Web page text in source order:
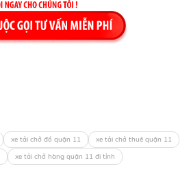
xe tải chở đồ quận 11
xe tải chở thuê quận 11
xe tải chở hàng quận 11 đi tỉnh